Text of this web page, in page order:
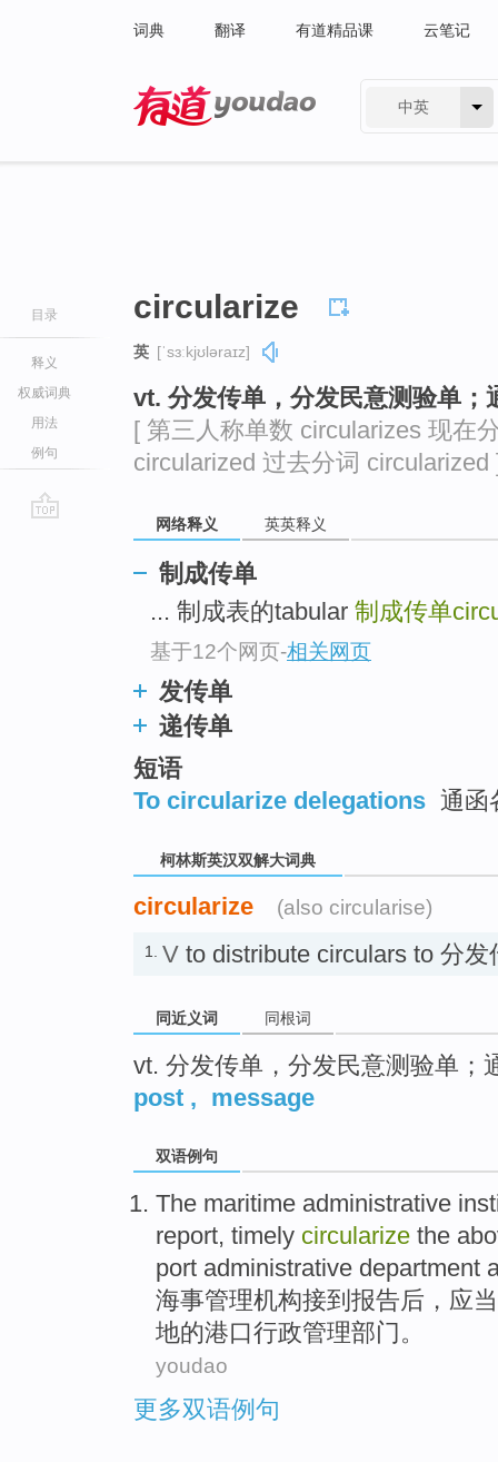
词典 翻译 有道精品课 云笔记
中英
目录
释义
权威词典
用法
例句
circularize
英 [ˈsɜːkjʊləraɪz]
vt. 分发传单，分发民意测验单；
[ 第三人称单数 circularizes 现在
circularized 过去分词 circularized
网络释义 英英释义
制成传单
... 制成表的tabular 制成传单
基于12个网页-相关网页
发传单
递传单
短语
To circularize delegations 通函
柯林斯英汉双解大词典
circularize (also circularise)
1. V to distribute circulars to 分发
同近义词 同根词
vt. 分发传单，分发民意测验单；
post , message
双语例句
The maritime administrative
report, timely circularize the
port administrative department
海事管理机构接到 报告后 ， 应当
地的港口行政管理部门。
youdao
更多双语例句